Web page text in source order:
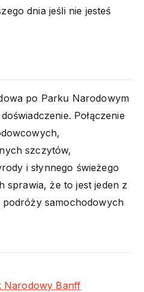
dnia jeśli nie jesteś
po Parku Narodowym
Połączenie
szczytów,
i słynnego świeżego
sprawia, że to jest jeden z
samochodowych
Narodowy Banff